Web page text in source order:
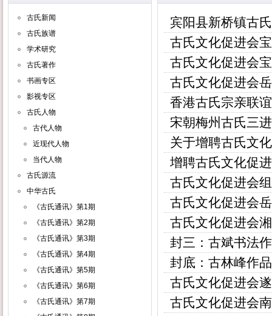
古氏新闻
古氏族谱
学术研究
古氏著作
书画专区
影视专区
古氏人物
古代人物
近现代人物
当代人物
古氏源流
中华古氏
《古氏通讯》第1期
《古氏通讯》第2期
《古氏通讯》第3期
《古氏通讯》第4期
《古氏通讯》第5期
《古氏通讯》第6期
《古氏通讯》第7期
宾阳县新桥镇古
古氏文化促进会
古氏文化促进会
古氏文化促进会
香港古氏宗亲联
宋朝梅州古氏三
关于增聘古氏文
增聘古氏文化促
古氏文化促进会
古氏文化促进会
古氏文化促进会
封三：古斌书法
封底：古林峰作
古氏文化促进会
古氏文化促进会